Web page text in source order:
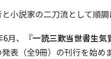
小説家の二刀流として順調
6月、『一読三歎当世書生気
表（全9冊）の刊行を始め